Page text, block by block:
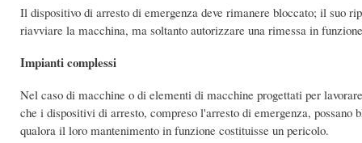
Il dispositivo di arresto di emergenza deve rimanere bloccato; il suo
riavviare la macchina, ma soltanto autorizzare una rimessa in
Impianti complessi
Nel caso di macchine o di elementi di macchine progettati per
che i dispositivi di arresto, compreso l'arresto di emergenza,
qualora il loro mantenimento in funzione costituisse un pericolo.